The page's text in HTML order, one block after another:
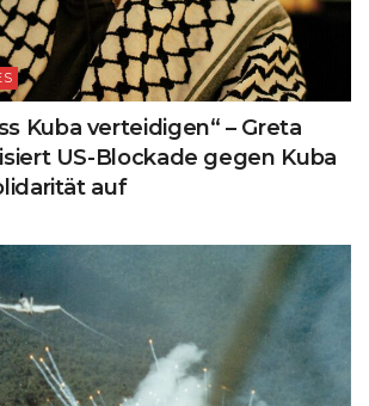
Kuba verteidigen“ – Greta
US-Blockade gegen Kuba
auf